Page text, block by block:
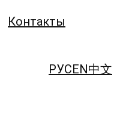
Контакты
РУСEN中文